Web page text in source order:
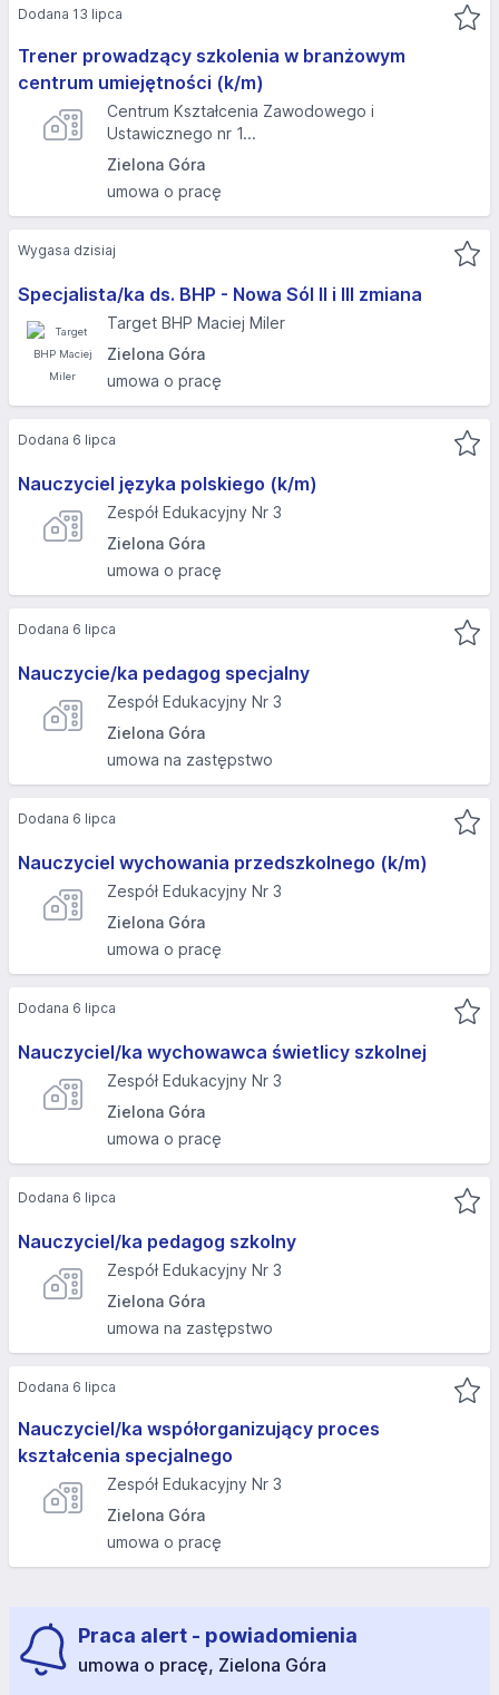
Trener prowadzący szkolenia w branżowym
centrum umiejętności (k/m)
Centrum Kształcenia Zawodowego i
Ustawicznego nr 1...
Zielona Góra
umowa o pracę
Dodana 13 lipca
Specjalista/ka ds. BHP - Nowa Sól II i III zmiana
Target BHP Maciej Miler
Zielona Góra
umowa o pracę
Wygasa dzisiaj
Nauczyciel języka polskiego (k/m)
Zespół Edukacyjny Nr 3
Zielona Góra
umowa o pracę
Dodana 6 lipca
Nauczycie/ka pedagog specjalny
Zespół Edukacyjny Nr 3
Zielona Góra
umowa na zastępstwo
Dodana 6 lipca
Nauczyciel wychowania przedszkolnego (k/m)
Zespół Edukacyjny Nr 3
Zielona Góra
umowa o pracę
Dodana 6 lipca
Nauczyciel/ka wychowawca świetlicy szkolnej
Zespół Edukacyjny Nr 3
Zielona Góra
umowa o pracę
Dodana 6 lipca
Nauczyciel/ka pedagog szkolny
Zespół Edukacyjny Nr 3
Zielona Góra
umowa na zastępstwo
Dodana 6 lipca
Nauczyciel/ka współorganizujący proces
kształcenia specjalnego
Zespół Edukacyjny Nr 3
Zielona Góra
umowa o pracę
Dodana 6 lipca
Praca alert - powiadomienia
umowa o pracę, Zielona Góra